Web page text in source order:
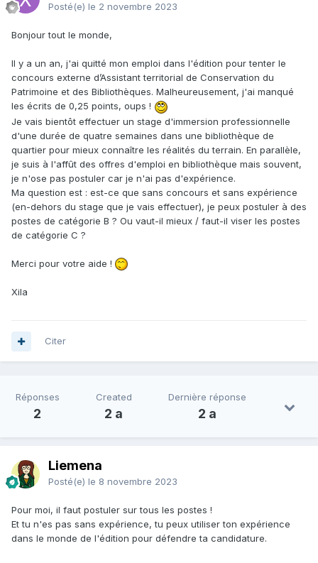
Posté(e) le 2 novembre 2023
Bonjour tout le monde,
Il y a un an, j'ai quitté mon emploi dans l'édition pour tenter le
concours externe d’Assistant territorial de Conservation du
Patrimoine et des Bibliothèques. Malheureusement, j'ai manqué
les écrits de 0,25 points, oups !
Je vais bientôt effectuer un stage d'immersion professionnelle
d'une durée de quatre semaines dans une bibliothèque de
quartier pour mieux connaître les réalités du terrain. En parallèle,
je suis à l'affût des offres d'emploi en bibliothèque mais souvent,
je n'ose pas postuler car je n'ai pas d'expérience.
Ma question est : est-ce que sans concours et sans expérience
(en-dehors du stage que je vais effectuer), je peux postuler à des
postes de catégorie B ? Ou vaut-il mieux / faut-il viser les postes
de catégorie C ?
Merci pour votre aide !
Xila
Citer
Réponses
2
Created
2 a
Dernière réponse
2 a
Liemena
Posté(e) le 8 novembre 2023
Pour moi, il faut postuler sur tous les postes !
Et tu n'es pas sans expérience, tu peux utiliser ton expérience
dans le monde de l'édition pour défendre ta candidature.